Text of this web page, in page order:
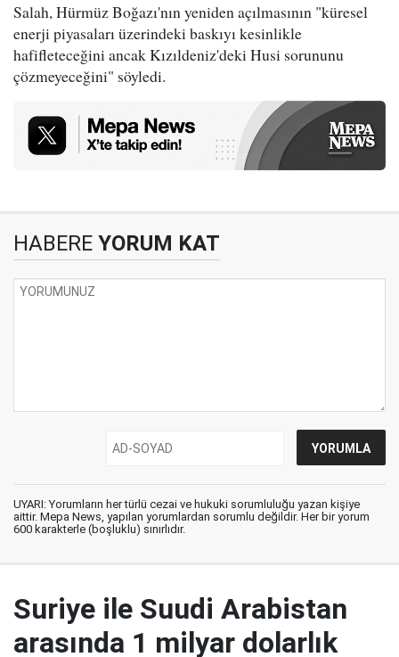
Salah, Hürmüz Boğazı'nın yeniden açılmasının "küresel
enerji piyasaları üzerindeki baskıyı kesinlikle
hafifleteceğini ancak Kızıldeniz'deki Husi sorununu
çözmeyeceğini" söyledi.
HABERE YORUM KAT
UYARI: Yorumların her türlü cezai ve hukuki sorumluluğu yazan kişiye
aittir. Mepa News, yapılan yorumlardan sorumlu değildir. Her bir yorum
600 karakterle (boşluklu) sınırlıdır.
Suriye ile Suudi Arabistan
arasında 1 milyar dolarlık